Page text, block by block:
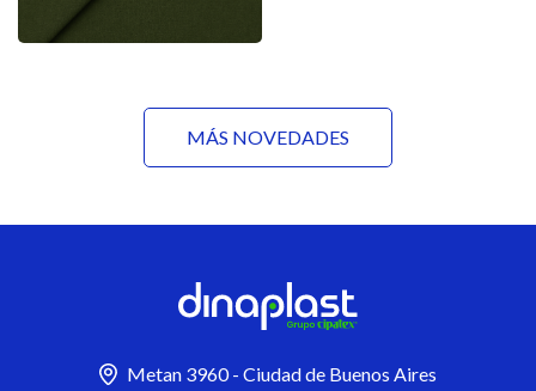
MÁS NOVEDADES
Metan 3960 - Ciudad de Buenos Aires